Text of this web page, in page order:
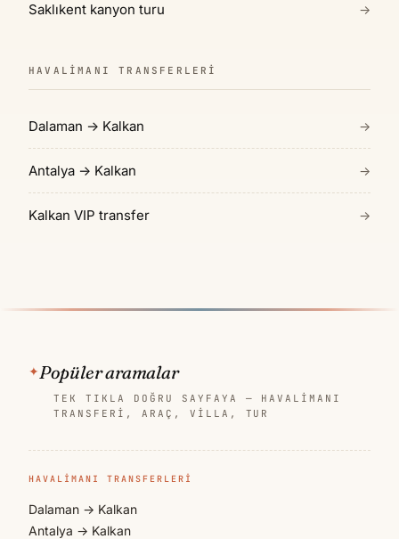
Saklıkent kanyon turu →
HAVALIMANI TRANSFERLERI
Dalaman → Kalkan →
Antalya → Kalkan →
Kalkan VIP transfer →
Popüler aramalar
TEK TIKLA DOĞRU SAYFAYA — HAVALIMANI
TRANSFERI, ARAÇ, VILLA, TUR
HAVALIMANI TRANSFERLERI
Dalaman → Kalkan
Antalya → Kalkan